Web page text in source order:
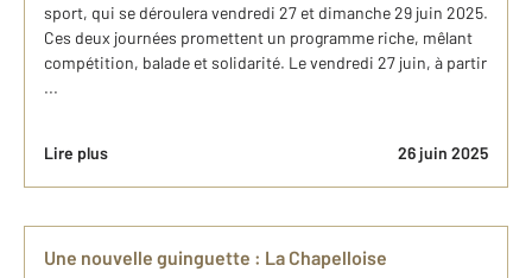
sport, qui se déroulera vendredi 27 et dimanche 29 juin 2025.
Ces deux journées promettent un programme riche, mêlant
compétition, balade et solidarité. Le vendredi 27 juin, à partir
...
Lire plus 26 juin 2025
Une nouvelle guinguette : La Chapelloise